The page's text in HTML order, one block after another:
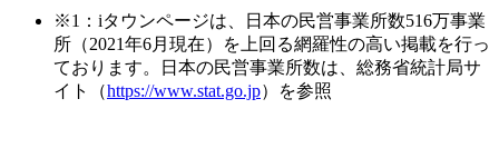
※1：iタウンページは、日本の民営事業所数516万事業
所（2021年6月現在）を上回る網羅性の高い掲載を行っ
ております。日本の民営事業所数は、総務省統計局サ
イト（https://www.stat.go.jp）を参照